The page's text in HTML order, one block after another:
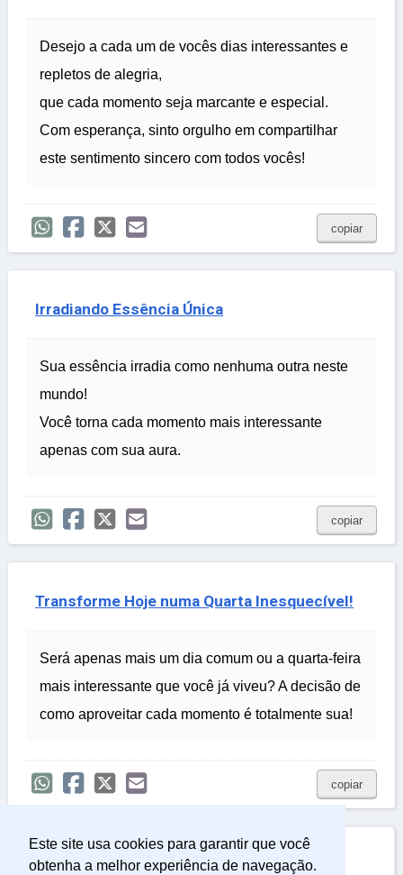
Este site usa cookies para garantir que você
obtenha a melhor experiência de navegação.
Desejo a cada um de vocês dias interessantes e
repletos de alegria,
que cada momento seja marcante e especial.
Com esperança, sinto orgulho em compartilhar
este sentimento sincero com todos vocês!
copiar
Irradiando Essência Única
Sua essência irradia como nenhuma outra neste
mundo!
Você torna cada momento mais interessante
apenas com sua aura.
copiar
Transforme Hoje numa Quarta Inesquecível!
Será apenas mais um dia comum ou a quarta-feira
mais interessante que você já viveu? A decisão de
como aproveitar cada momento é totalmente sua!
copiar
Relacionadas